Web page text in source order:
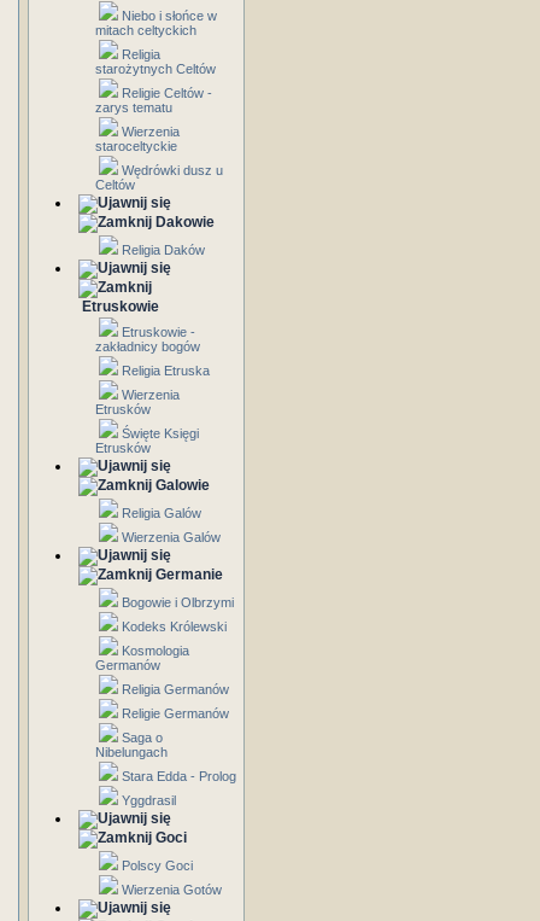
Niebo i słońce w
mitach celtyckich
Religia
starożytnych Celtów
Religie Celtów -
zarys tematu
Wierzenia
staroceltyckie
Wędrówki dusz u
Celtów
Dakowie
Religia Daków
Etruskowie
Etruskowie -
zakładnicy bogów
Religia Etruska
Wierzenia
Etrusków
Święte Księgi
Etrusków
Galowie
Religia Galów
Wierzenia Galów
Germanie
Bogowie i Olbrzymi
Kodeks Królewski
Kosmologia
Germanów
Religia Germanów
Religie Germanów
Saga o
Nibelungach
Stara Edda - Prolog
Yggdrasil
Goci
Polscy Goci
Wierzenia Gotów